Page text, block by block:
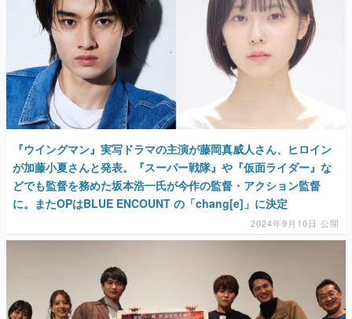
特集記事
マンガ
女性向け
アプリレビュー
その他
電ファミニコゲーマーとは？
運営：株式会社マレ
『ウイングマン』実写ドラマの主演が藤岡真威人さん、ヒロイン
が加藤小夏さんと発表。『スーパー戦隊』や『仮面ライダー』な
どでも監督を務めた坂本浩一氏が今作の監督・アクション監督
に。またOPはBLUE ENCOUNT の「chang[e]」に決定
2024年9月10日 公開